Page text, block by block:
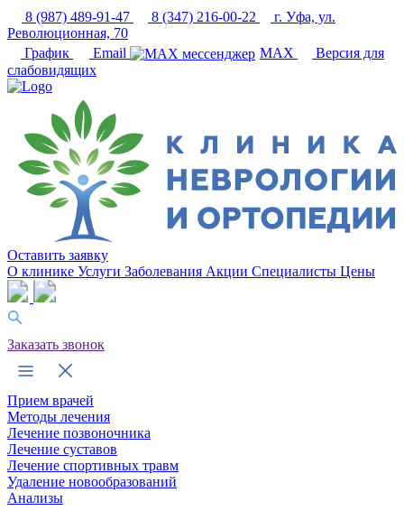
8 (987) 489-91-47 8 (347) 216-00-22
г. Уфа, ул.
Революционная, 70
График
Email MAX
Версия для
слабовидящих
Оставить заявку
О клинике Услуги Заболевания Акции Специалисты Цены
Заказать звонок
Прием врачей
Методы лечения
Лечение позвоночника
Лечение суставов
Лечение спортивных травм
Удаление новообразований
Анализы